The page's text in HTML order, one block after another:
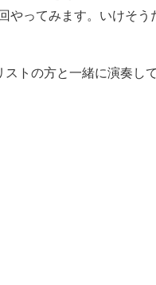
やってみます。いけそう
トの方と一緒に演奏し